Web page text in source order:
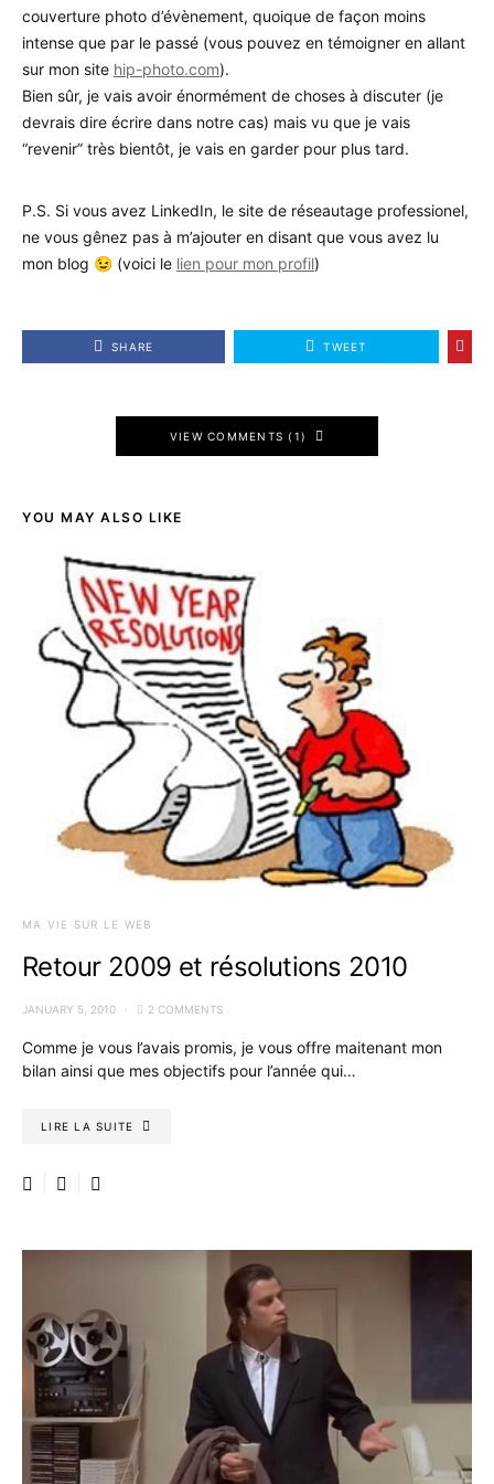
couverture photo d’évènement, quoique de façon moins
intense que par le passé (vous pouvez en témoigner en allant
sur mon site hip-photo.com).
Bien sûr, je vais avoir énormément de choses à discuter (je
devrais dire écrire dans notre cas) mais vu que je vais
“revenir” très bientôt, je vais en garder pour plus tard.
P.S. Si vous avez LinkedIn, le site de réseautage professionel,
ne vous gênez pas à m’ajouter en disant que vous avez lu
mon blog 😉 (voici le lien pour mon profil)
SHARE TWEET
VIEW COMMENTS (1)
YOU MAY ALSO LIKE
MA VIE SUR LE WEB
Retour 2009 et résolutions 2010
JANUARY 5, 2010 2 COMMENTS
Comme je vous l’avais promis, je vous offre maitenant mon
bilan ainsi que mes objectifs pour l’année qui…
LIRE LA SUITE